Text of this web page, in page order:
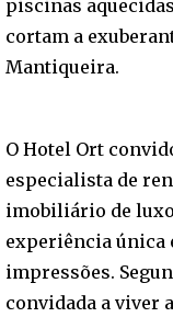
piscinas
cortam a
Mantiqueira.
O Hotel Ort
especialista de
imobiliário de
experiência única
impressões.
convidada a viver